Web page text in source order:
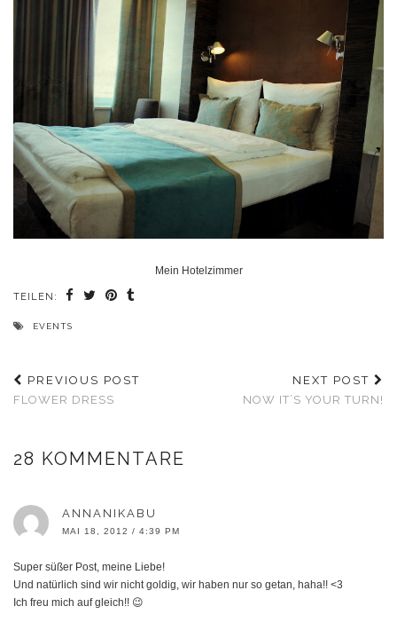
Mein Hotelzimmer
TEILEN:
EVENTS
PREVIOUS POST
FLOWER DRESS
NEXT POST
NOW IT’S YOUR TURN!
28 KOMMENTARE
ANNANIKABU
MAI 18, 2012 / 4:39 PM
Super süßer Post, meine Liebe!
Und natürlich sind wir nicht goldig, wir haben nur so getan, haha!! <3
Ich freu mich auf gleich!! 😉